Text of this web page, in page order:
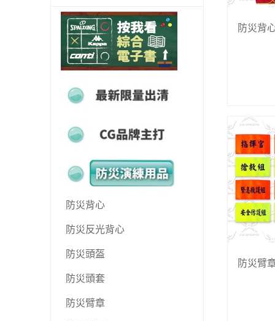
最新電子書
CG品牌主打
防災演練用品
防災背心
防災反光背心
防災頭盔
防災頭套
防災臂章
防災背
防災臂